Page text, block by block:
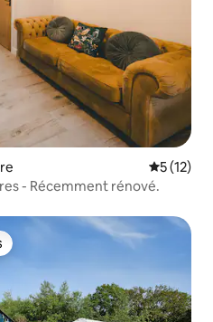
Note
5 (12)
- Récemment rénové.
les plus aimés